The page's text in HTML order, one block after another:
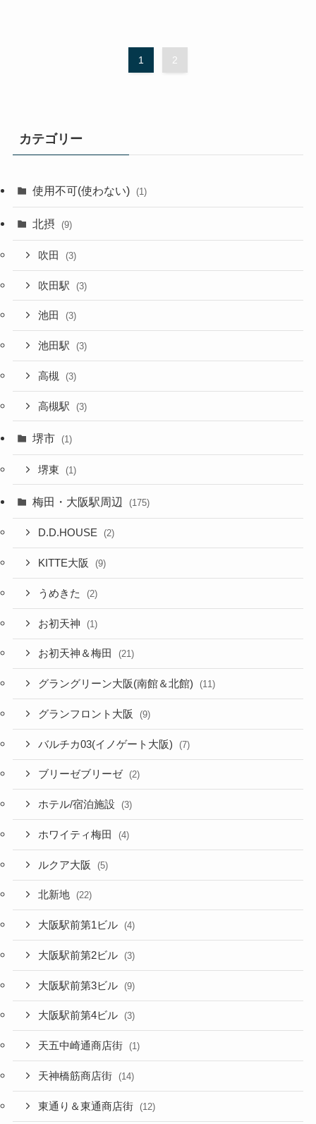
1 2
カテゴリー
使用不可(使わない) (1)
北摂 (9)
吹田 (3)
吹田駅 (3)
池田 (3)
池田駅 (3)
高槻 (3)
高槻駅 (3)
堺市 (1)
堺東 (1)
梅田・大阪駅周辺 (175)
D.D.HOUSE (2)
KITTE大阪 (9)
うめきた (2)
お初天神 (1)
お初天神＆梅田 (21)
グラングリーン大阪(南館＆北館) (11)
グランフロント大阪 (9)
バルチカ03(イノゲート大阪) (7)
ブリーゼブリーゼ (2)
ホテル/宿泊施設 (3)
ホワイティ梅田 (4)
ルクア大阪 (5)
北新地 (22)
大阪駅前第1ビル (4)
大阪駅前第2ビル (3)
大阪駅前第3ビル (9)
大阪駅前第4ビル (3)
天五中崎通商店街 (1)
天神橋筋商店街 (14)
東通り＆東通商店街 (12)